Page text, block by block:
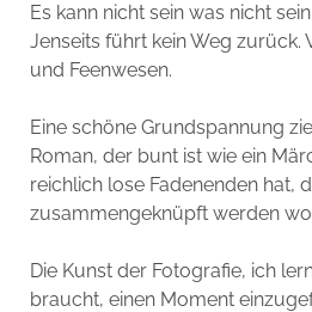
Es kann nicht sein was nicht
Jenseits führt kein Weg zurück.
und Feenwesen.
Eine schöne Grundspannung
Roman, der bunt ist wie ein
reichlich lose Fadenenden hat,
zusammengeknüpft werden
Die Kunst der Fotografie, ich
braucht, einen Moment